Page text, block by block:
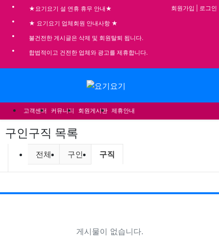
★요기요기 설 연휴 휴무 안내★
★ 요기요기 업체회원 안내사항 ★
불건전한 게시글은 삭제 및 회원탈퇴 됩니다.
합법적이고 건전한 업체와 광고를 제휴합니다.
회원가입 로그인
고객센터 커뮤니티 회원게시판 제휴안내
구인구직 목록
구인구직 분류 목록
전체 구인 현재 분류
구직
게시물이 없습니다.